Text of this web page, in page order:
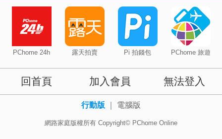
PChome 24h 露天拍賣 Pi 拍錢包 PChome 旅遊
回首頁 加入會員 無法登入
行動版 電腦版
網路家庭版權所有 Copyright© PChome Online